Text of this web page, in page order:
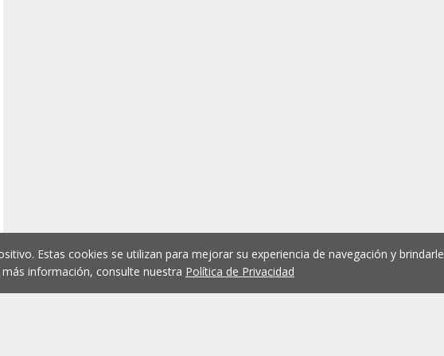
Estas cookies se utilizan para mejorar su experiencia de navegación y brindarle
información, consulte nuestra Política de Privacidad